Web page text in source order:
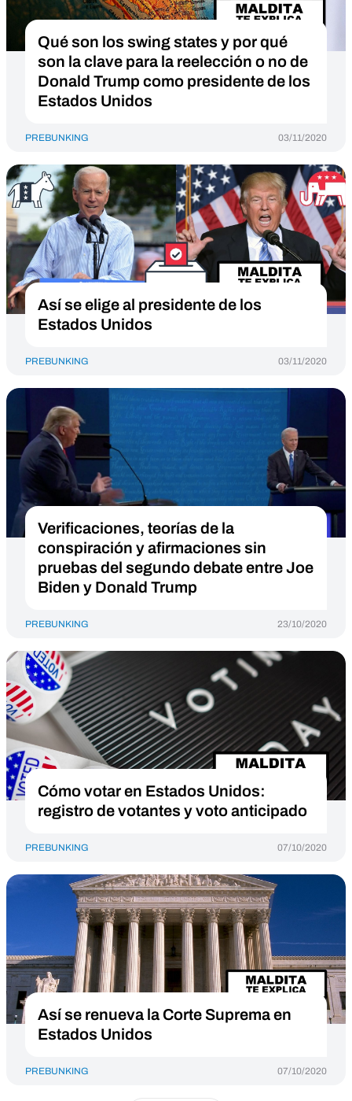
Qué son los swing states y por qué
son la clave para la reelección o no de
Donald Trump como presidente de los
Estados Unidos
PREBUNKING 03/11/2020
Así se elige al presidente de los
Estados Unidos
PREBUNKING 03/11/2020
Verificaciones, teorías de la
conspiración y afirmaciones sin
pruebas del segundo debate entre Joe
Biden y Donald Trump
PREBUNKING 23/10/2020
Cómo votar en Estados Unidos:
registro de votantes y voto anticipado
PREBUNKING 07/10/2020
Así se renueva la Corte Suprema en
Estados Unidos
PREBUNKING 07/10/2020